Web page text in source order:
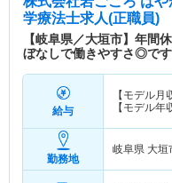
学療法士求人(正職員)
【岐阜県／大垣市】年間
ぼなしで働きやすさ◎で
給与
【モデル月
【モデル年
勤務地
岐阜県 大垣